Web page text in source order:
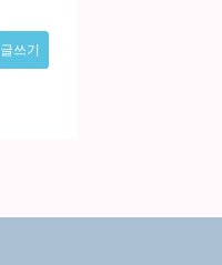
글쓰기